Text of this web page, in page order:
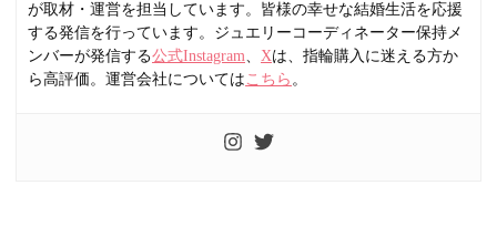
が取材・運営を担当しています。皆様の幸せな結婚生活を応援
する発信を行っています。ジュエリーコーディネーター保持メ
ンバーが発信する公式Instagram、 Xは、指輪購入に迷える方か
ら高評価。運営会社については こちら 。